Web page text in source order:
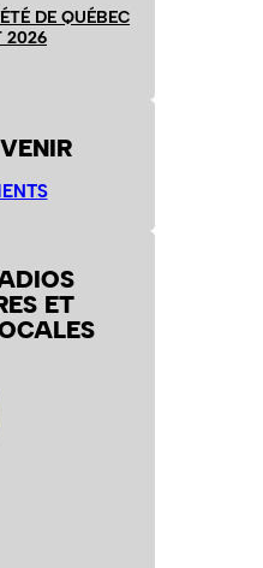
DE QUÉBEC
2026
ET